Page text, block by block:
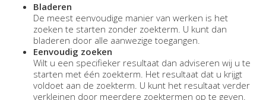
Bladeren
De meest eenvoudige manier van werken is het
zoeken te starten zonder zoekterm. U kunt dan
bladeren door alle aanwezige toegangen.
Eenvoudig zoeken
Wilt u een specifieker resultaat dan adviseren wij u te
starten met één zoekterm. Het resultaat dat u krijgt
voldoet aan de zoekterm. U kunt het resultaat verder
verkleinen door meerdere zoektermen op te geven.